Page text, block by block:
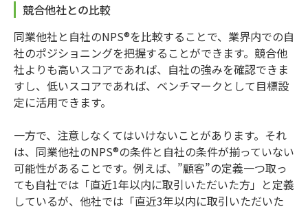
競合他社との比較
同業他社と自社のNPS®を比較することで、業界内での自
社のポジショニングを把握することができます。競合他
社よりも高いスコアであれば、自社の強みを確認できま
すし、低いスコアであれば、ベンチマークとして目標設
定に活用できます。
一方で、注意しなくてはいけないことがあります。それ
は、同業他社のNPS®の条件と自社の条件が揃っていない
可能性があることです。例えば、”顧客”の定義一つ取っ
ても自社では「直近1年以内に取引いただいた方」と定義
しているが、他社では「直近3年以内に取引いただいた